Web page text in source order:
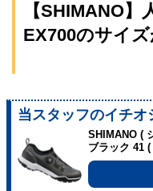
【SHIMANO
EX700のサイ
当スタッフのイチオ
SHIMANO (
ブラック 41